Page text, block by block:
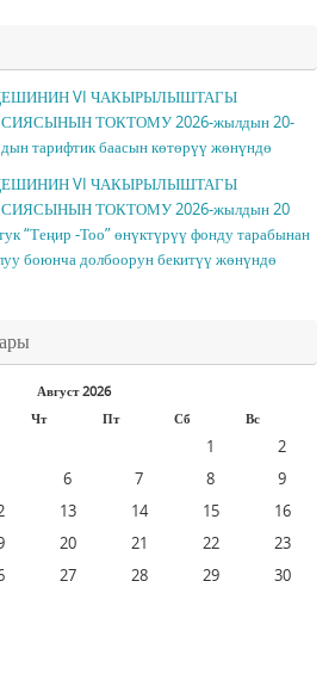
VI ЧАКЫРЫЛЫШТАГЫ
ТОКТОМУ 2026-жылдын 20-
тарифтик баасын көтөрүү жөнүндө
VI ЧАКЫРЫЛЫШТАГЫ
ТОКТОМУ 2026-жылдын 20
“Теңир -Тоо” өнүктүрүү фонду тарабынан
боюнча долбоорун бекитүү жөнүндө
Август 2026
Чт Пт Сб Вс
1
2
6 7 8
9
13 14 15
16
20 21 22
23
27 28 29
30